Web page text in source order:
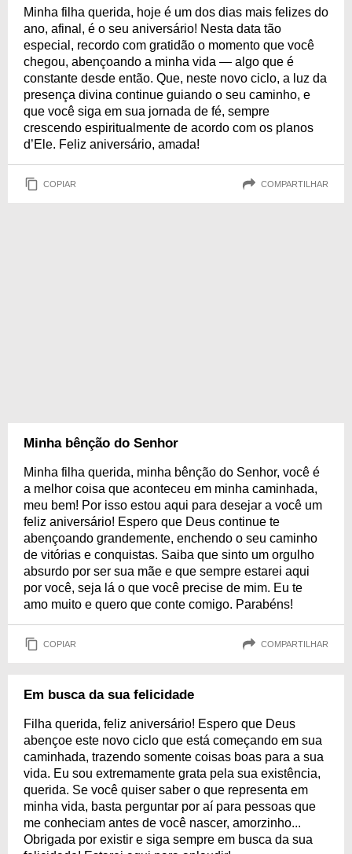
fé!
Minha filha querida, hoje é um dos dias mais felizes do
ano, afinal, é o seu aniversário! Nesta data tão
especial, recordo com gratidão o momento que você
chegou, abençoando a minha vida — algo que é
constante desde então. Que, neste novo ciclo, a luz da
presença divina continue guiando o seu caminho, e
que você siga em sua jornada de fé, sempre
crescendo espiritualmente de acordo com os planos
d’Ele. Feliz aniversário, amada!
COPIAR COMPARTILHAR
Minha bênção do Senhor
Minha filha querida, minha bênção do Senhor, você é
a melhor coisa que aconteceu em minha caminhada,
meu bem! Por isso estou aqui para desejar a você um
feliz aniversário! Espero que Deus continue te
abençoando grandemente, enchendo o seu caminho
de vitórias e conquistas. Saiba que sinto um orgulho
absurdo por ser sua mãe e que sempre estarei aqui
por você, seja lá o que você precise de mim. Eu te
amo muito e quero que conte comigo. Parabéns!
COPIAR COMPARTILHAR
Em busca da sua felicidade
Filha querida, feliz aniversário! Espero que Deus
abençoe este novo ciclo que está começando em sua
caminhada, trazendo somente coisas boas para a sua
vida. Eu sou extremamente grata pela sua existência,
querida. Se você quiser saber o que representa em
minha vida, basta perguntar por aí para pessoas que
me conheciam antes de você nascer, amorzinho...
Obrigada por existir e siga sempre em busca da sua